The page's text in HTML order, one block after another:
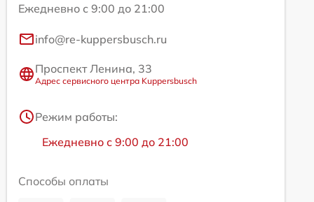
Ежедневно с 9:00 до 21:00
info@re-kuppersbusch.ru
Проспект Ленина, 33
Адрес сервисного центра Kuppersbusch
Режим работы:
Ежедневно с 9:00 до 21:00
Способы оплаты